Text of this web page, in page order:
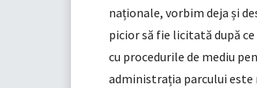
naționale, vorbim deja și
picior să fie licitată după
cu procedurile de mediu
administrația parcului